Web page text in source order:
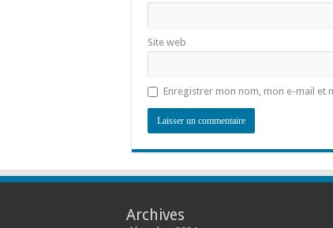
Site web
Enregistrer mon nom, mon e-mail et
Archives